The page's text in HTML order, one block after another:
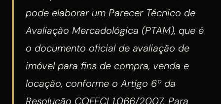
pode elaborar um Parecer Técnico de
Avaliação Mercadológica (PTAM), que é
o documento oficial de avaliação de
imóvel para fins de compra, venda e
locação, conforme o Artigo 6º da
Resolução COFECI 1.066/2007. Para